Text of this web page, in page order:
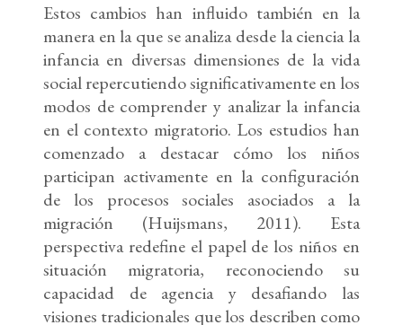
Estos cambios han influido también en la
manera en la que se analiza desde la ciencia la
infancia en diversas dimensiones de la vida
social repercutiendo significativamente en los
modos de comprender y analizar la infancia
en el contexto migratorio. Los estudios han
comenzado a destacar cómo los niños
participan activamente en la configuración
de los procesos sociales asociados a la
migración (Huijsmans, 2011). Esta
perspectiva redefine el papel de los niños en
situación migratoria, reconociendo su
capacidad de agencia y desafiando las
visiones tradicionales que los describen como